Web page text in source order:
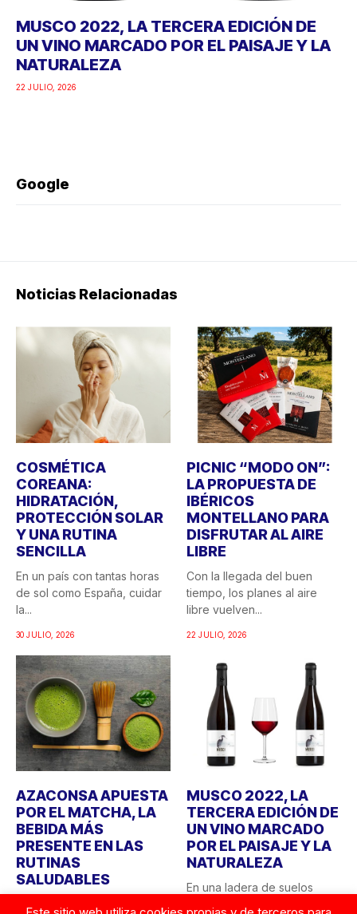
MUSCO 2022, LA TERCERA EDICIÓN DE
UN VINO MARCADO POR EL PAISAJE Y LA
NATURALEZA
22 JULIO, 2026
Google
Noticias Relacionadas
COSMÉTICA
COREANA:
HIDRATACIÓN,
PROTECCIÓN SOLAR
Y UNA RUTINA
SENCILLA
En un país con tantas horas
de sol como España, cuidar
la...
30 JULIO, 2026
PICNIC “MODO ON”:
LA PROPUESTA DE
IBÉRICOS
MONTELLANO PARA
DISFRUTAR AL AIRE
LIBRE
Con la llegada del buen
tiempo, los planes al aire
libre vuelven...
22 JULIO, 2026
AZACONSA APUESTA
POR EL MATCHA, LA
BEBIDA MÁS
PRESENTE EN LAS
RUTINAS
SALUDABLES
MUSCO 2022, LA
TERCERA EDICIÓN DE
UN VINO MARCADO
POR EL PAISAJE Y LA
NATURALEZA
En una ladera de suelos